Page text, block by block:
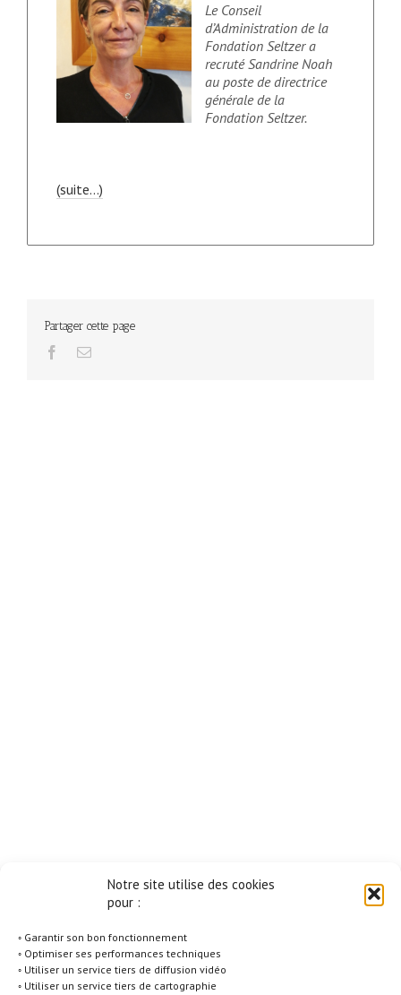
Notre site utilise des cookies
pour :
◦ Garantir son bon fonctionnement
◦ Optimiser ses performances techniques
◦ Utiliser un service tiers de diffusion vidéo
◦ Utiliser un service tiers de cartographie
Le Conseil
d’Administration de la
Fondation Seltzer a
recruté Sandrine Noah
au poste de directrice
générale de la
Fondation Seltzer.
(suite…)
Partager cette page